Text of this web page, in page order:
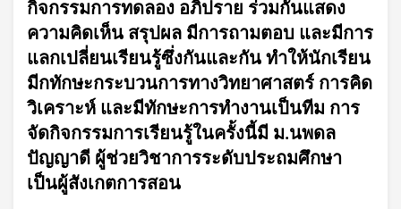
กิจกรรมการทดลอง อภิปราย ร่วมกันแสดง
ความคิดเห็น สรุปผล มีการถามตอบ และมีการ
แลกเปลี่ยนเรียนรู้ซึ่งกันและกัน ทำให้นักเรียน
มีกทักษะกระบวนการทางวิทยาศาสตร์ การคิด
วิเคราะห์ และมีทักษะการทำงานเป็นทีม การ
จัดกิจกรรมการเรียนรู้ในครั้งนี้มี ม.นพดล
ปัญญาดี ผู้ช่วยวิชาการระดับประถมศึกษา
เป็นผู้สังเกตการสอน